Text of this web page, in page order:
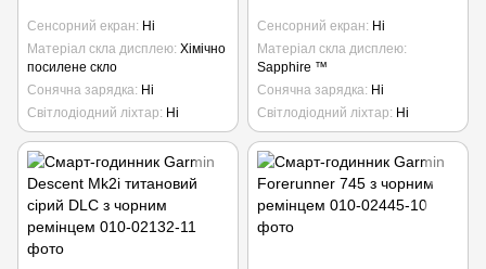
Сенсорний екран
Ні
Матеріал скла дисплею Хімічно
посилене скло
Сонячна зарядка Ні
Світлодіодний ліхтар
Ні
Сенсорний екран
Ні
Матеріал скла дисплею
Sapphire ™
Сонячна зарядка Ні
Світлодіодний ліхтар
Ні